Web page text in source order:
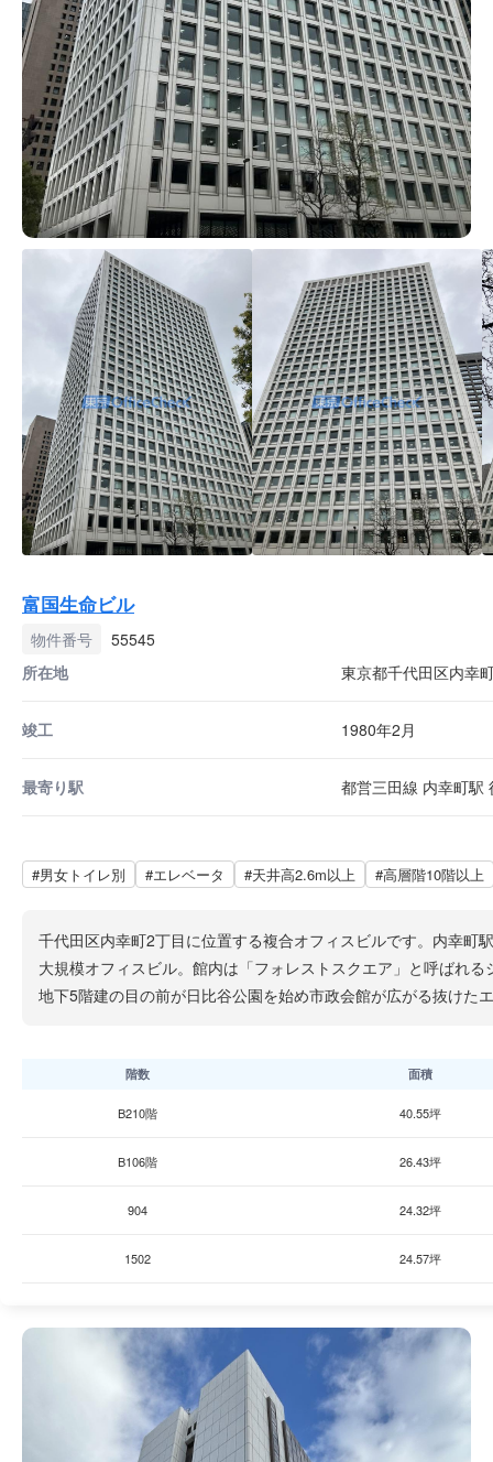
富国生命ビル
物件番号
55545
所在地
東京都千代田区内幸
竣工 1980年2月
最寄り駅 都営三田線 内幸町駅
#男女トイレ別 #エレベータ #天井高2.6m以上 #高層階10階以上
千代田区内幸町2丁目に位置する複合オフィスビルです。内幸
大規模オフィスビル。館内は「フォレストスクエア」と呼ばれ
地下5階建の目の前が日比谷公園を始め市政会館が広がる抜けた
階数 面積
B210階 40.55坪
B106階 26.43坪
904 24.32坪
1502 24.57坪